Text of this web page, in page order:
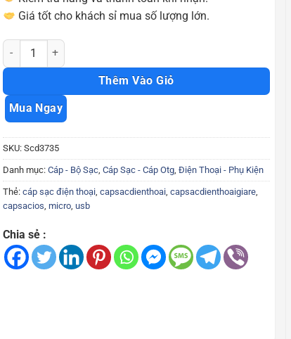
Giá tốt cho khách sỉ mua số lượng lớn.
Cáp sạc nhanh CD002T type c dành cho android Scd3735 số lượng
Thêm Vào Giỏ
Mua Ngay
SKU: Scd3735
Danh mục: Cáp - Bộ Sạc, Cáp Sạc - Cáp Otg, Điện Thoại - Phụ Kiện
Thẻ: cáp sạc điện thoại, capsacdienthoai, capsacdienthoaigiare,
capsacios micro, usb
Chia sẻ :